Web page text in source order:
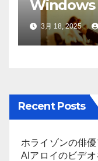
Windows
AI機能を
ーが歓喜
3月 18, 2025
Recent Posts
ホライゾンの俳
AIアロイのビデ